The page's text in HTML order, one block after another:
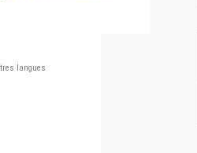
langues